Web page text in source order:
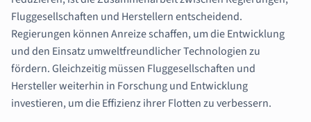
Fluggesellschaften und Herstellern entscheidend.
Regierungen können Anreize schaffen, um die Entwicklung
und den Einsatz umweltfreundlicher Technologien zu
fördern. Gleichzeitig müssen Fluggesellschaften und
Hersteller weiterhin in Forschung und Entwicklung
investieren, um die Effizienz ihrer Flotten zu verbessern.